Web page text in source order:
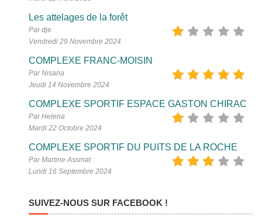
Les attelages de la forêt
Par dje
Vendredi 29 Novembre 2024
COMPLEXE FRANC-MOISIN
Par Nisana
Jeudi 14 Novembre 2024
COMPLEXE SPORTIF ESPACE GASTON CHIRAC
Par Helena
Mardi 22 Octobre 2024
COMPLEXE SPORTIF DU PUITS DE LA ROCHE
Par Martine Assmat
Lundi 16 Septembre 2024
SUIVEZ-NOUS SUR FACEBOOK !